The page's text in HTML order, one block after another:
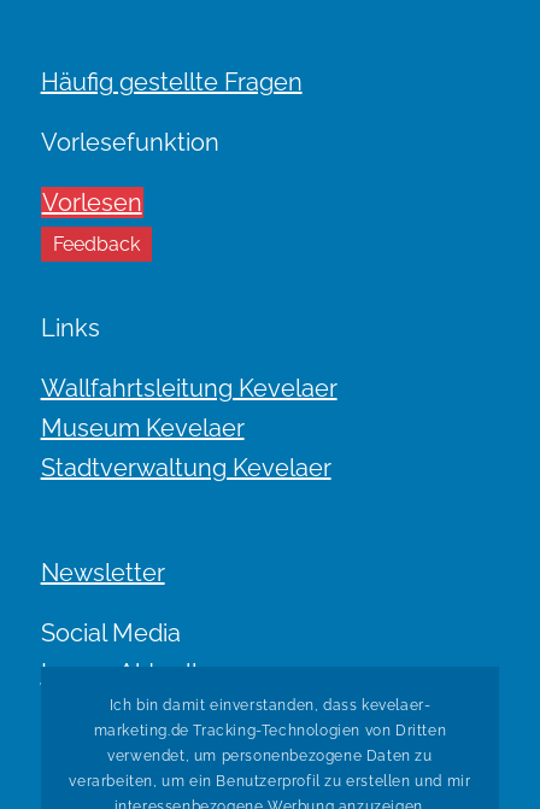
Häufig gestellte Fragen
Vorlesefunktion
Vorlesen
Feedback
Links
Wallfahrtsleitung Kevelaer
Museum Kevelaer
Stadtverwaltung Kevelaer
Newsletter
Social Media
Immer Aktuell.
Ich bin damit einverstanden, dass kevelaer-
marketing.de Tracking-Technologien von Dritten
verwendet, um personenbezogene Daten zu
verarbeiten, um ein Benutzerprofil zu erstellen und mir